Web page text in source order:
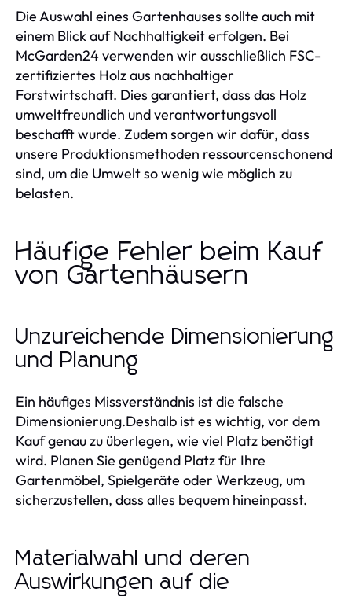
Die Auswahl eines Gartenhauses sollte auch mit
einem Blick auf Nachhaltigkeit erfolgen. Bei
McGarden24 verwenden wir ausschließlich FSC-
zertifiziertes Holz aus nachhaltiger
Forstwirtschaft. Dies garantiert, dass das Holz
umweltfreundlich und verantwortungsvoll
beschafft wurde. Zudem sorgen wir dafür, dass
unsere Produktionsmethoden ressourcenschonend
sind, um die Umwelt so wenig wie möglich zu
belasten.
Häufige Fehler beim Kauf
von Gartenhäusern
Unzureichende Dimensionierung
und Planung
Ein häufiges Missverständnis ist die falsche
Dimensionierung.Deshalb ist es wichtig, vor dem
Kauf genau zu überlegen, wie viel Platz benötigt
wird. Planen Sie genügend Platz für Ihre
Gartenmöbel, Spielgeräte oder Werkzeug, um
sicherzustellen, dass alles bequem hineinpasst.
Materialwahl und deren
Auswirkungen auf die